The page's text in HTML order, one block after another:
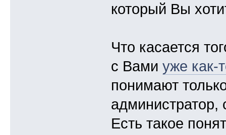
который Вы
Что касается
с Вами уже как-
понимают
администратор,
Есть такое